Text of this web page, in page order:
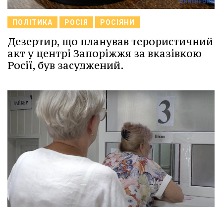
ПОЛІТИКА РОСІЯ РОСІЯНИ
Дезертир, що планував терористичний
акт у центрі Запоріжжя за вказівкою
Росії, був засуджений.